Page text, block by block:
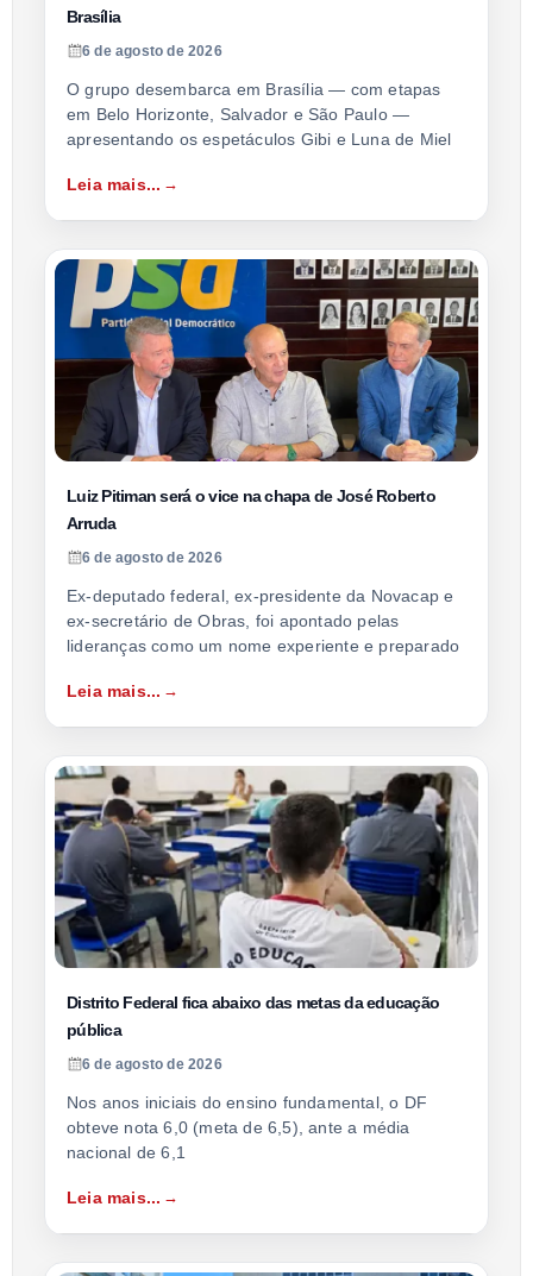
Brasília
6 de agosto de 2026
O grupo desembarca em Brasília — com etapas
em Belo Horizonte, Salvador e São Paulo —
apresentando os espetáculos Gibi e Luna de Miel
Leia mais...
Luiz Pitiman será o vice na chapa de José Roberto
Arruda
6 de agosto de 2026
Ex-deputado federal, ex-presidente da Novacap e
ex-secretário de Obras, foi apontado pelas
lideranças como um nome experiente e preparado
Leia mais...
Distrito Federal fica abaixo das metas da educação
pública
6 de agosto de 2026
Nos anos iniciais do ensino fundamental, o DF
obteve nota 6,0 (meta de 6,5), ante a média
nacional de 6,1
Leia mais...